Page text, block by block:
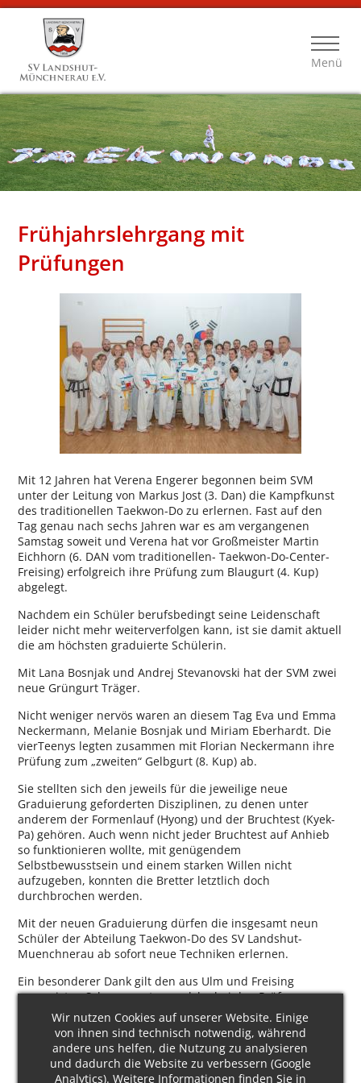
Menü
Frühjahrslehrgang mit
Prüfungen
Mit 12 Jahren hat Verena Engerer begonnen beim SVM
unter der Leitung von Markus Jost (3. Dan) die Kampfkunst
des traditionellen Taekwon-Do zu erlernen. Fast auf den
Tag genau nach sechs Jahren war es am vergangenen
Samstag soweit und Verena hat vor Großmeister Martin
Eichhorn (6. DAN vom traditionellen- Taekwon-Do-Center-
Freising) erfolgreich ihre Prüfung zum Blaugurt (4. Kup)
abgelegt.
Nachdem ein Schüler berufsbedingt seine Leidenschaft
leider nicht mehr weiterverfolgen kann, ist sie damit aktuell
die am höchsten graduierte Schülerin.
Mit Lana Bosnjak und Andrej Stevanovski hat der SVM zwei
neue Grüngurt Träger.
Nicht weniger nervös waren an diesem Tag Eva und Emma
Neckermann, Melanie Bosnjak und Miriam Eberhardt. Die
vierTeenys legten zusammen mit Florian Neckermann ihre
Prüfung zum „zweiten“ Gelbgurt (8. Kup) ab.
Sie stellten sich den jeweils für die jeweilige neue
Graduierung geforderten Disziplinen, zu denen unter
anderem der Formenlauf (Hyong) und der Bruchtest (Kyek-
Pa) gehören. Auch wenn nicht jeder Bruchtest auf Anhieb
so funktionieren wollte, mit genügendem
Selbstbewusstsein und einem starken Willen nicht
aufzugeben, konnten die Bretter letztlich doch
durchbrochen werden.
Mit der neuen Graduierung dürfen die insgesamt neun
Schüler der Abteilung Taekwon-Do des SV Landshut-
Muenchnerau ab sofort neue Techniken erlernen.
Ein besonderer Dank gilt den aus Ulm und Freising
angereisten Schwarzgurten, welche bei den Prüfungen
tatkräftig unterstützten.
Wir nutzen Cookies auf unserer Website. Einige
von ihnen sind technisch notwendig, während
andere uns helfen, die Nutzung zu analysieren
und dadurch die Website zu verbessern (Google
Analytics). Weitere Informationen finden Sie in